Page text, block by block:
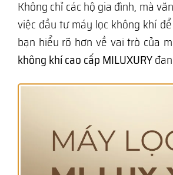
Không chỉ các hộ gia đình, mà
việc đầu tư máy lọc không khí
bạn hiểu rõ hơn về vai trò của
không khí cao cấp MILUXURY